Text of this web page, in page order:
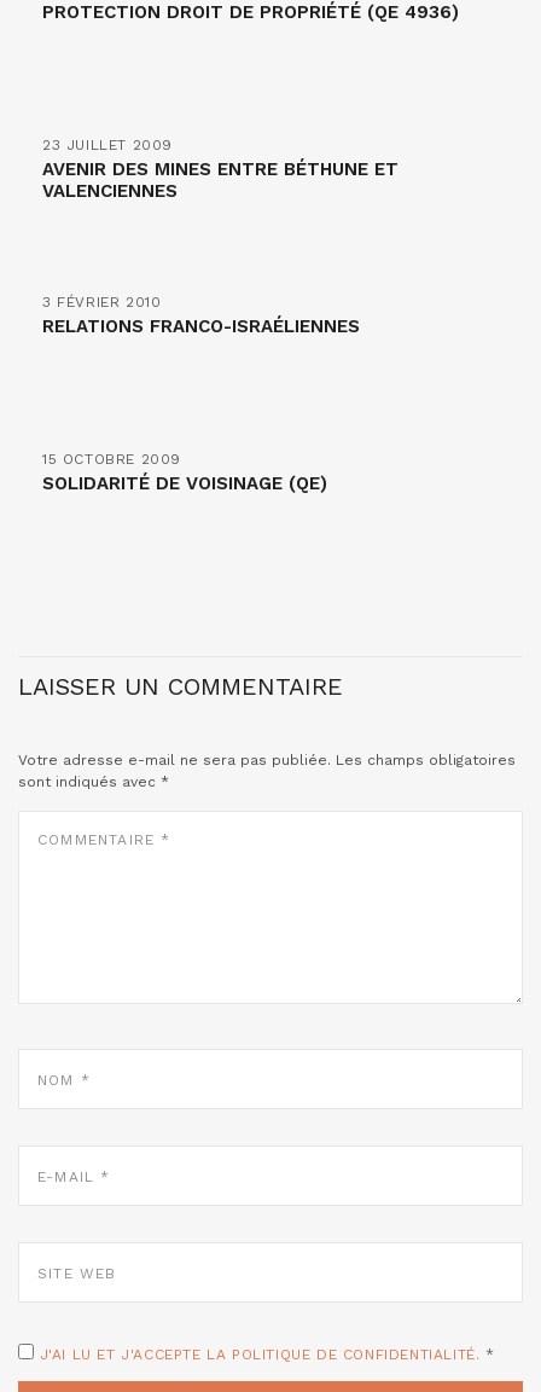
PROTECTION DROIT DE PROPRIÉTÉ (QE 4936)
23 JUILLET 2009
AVENIR DES MINES ENTRE BÉTHUNE ET
VALENCIENNES
3 FÉVRIER 2010
RELATIONS FRANCO-ISRAÉLIENNES
15 OCTOBRE 2009
SOLIDARITÉ DE VOISINAGE (QE)
LAISSER UN COMMENTAIRE
Votre adresse e-mail ne sera pas publiée. Les champs obligatoires
sont indiqués avec *
MAIL
WEB
J'AI LU ET J'ACCEPTE LA POLITIQUE DE CONFIDENTIALITÉ. *